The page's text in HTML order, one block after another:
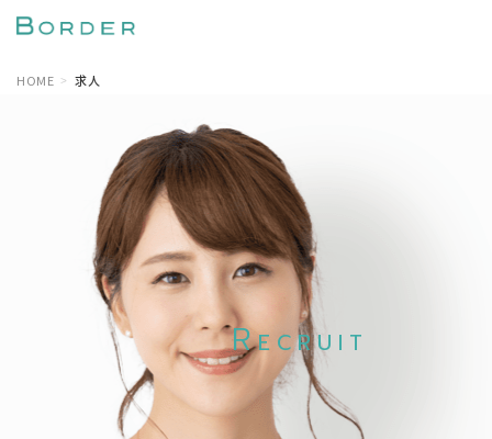
HOME 求人
RECRUIT